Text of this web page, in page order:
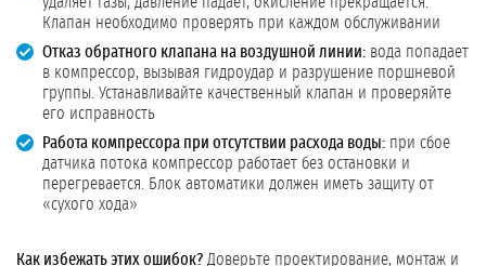
Клапан необходимо проверять при каждом обслуживании
Отказ обратного клапана на воздушной линии: вода попадает
в компрессор, вызывая гидроудар и разрушение поршневой
группы. Устанавливайте качественный клапан и проверяйте
его исправность
Работа компрессора при отсутствии расхода воды: при сбое
датчика потока компрессор работает без остановки и
перегревается. Блок автоматики должен иметь защиту от
«сухого хода»
Как избежать этих ошибок? Доверьте проектирование, монтаж и